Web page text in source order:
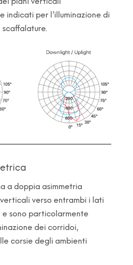
indicati per l’illuminazione di
a doppia asimmetria
verso entrambi i lati
e sono particolarmente
dei corridoi,
corsie degli ambienti